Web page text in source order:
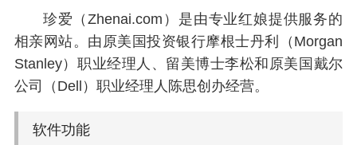
珍爱（Zhenai.com）是由专业红娘提供服务的
相亲网站。由原美国投资银行摩根士丹利（Morgan
Stanley）职业经理人、留美博士李松和原美国戴尔
公司（Dell）职业经理人陈思创办经营。
软件功能